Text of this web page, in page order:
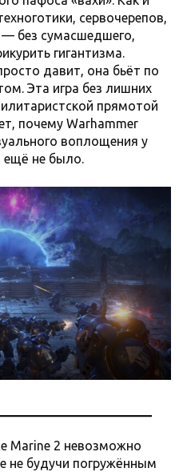
сервочерепов,
без сумасшедшего,
гигантизма.
давит, она бьёт по
Эта игра без лишних
прямотой
почему Warhammer
воплощения у
ещё не было.
Marine 2 невозможно
не будучи погружённым